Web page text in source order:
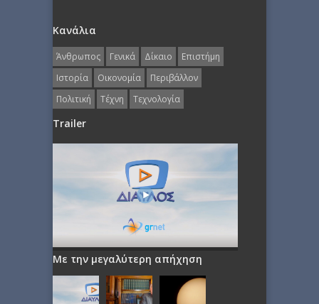
Κανάλια
Άνθρωπος Γενικά Δίκαιο
Επιστήμη
Ιστορία
Οικονομία
Περιβάλλον
Πολιτική
Τέχνη Τεχνολογία
Trailer
Με την μεγαλύτερη απήχηση